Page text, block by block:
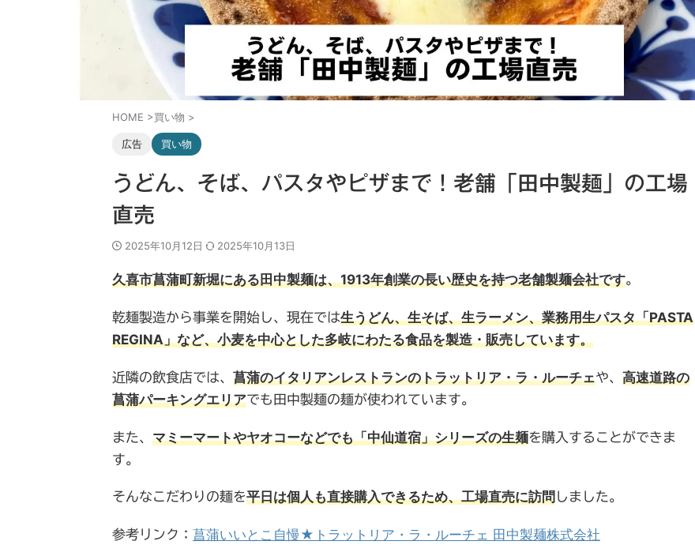
HOME >買い物 >
広告 買い物
うどん、そば、パスタやピザまで！老舗「田中製麺」の工場
直売
2025年10月12日 2025年10月13日
久喜市菖蒲町新堀にある田中製麺は、1913年創業の長い歴史を持つ老舗製麺会社です。
乾麺製造から事業を開始し、現在では生うどん、生そば、生ラーメン、業務用生パスタ「PASTA
REGINA」など、小麦を中心とした多岐にわたる食品を製造・販売しています。
近隣の飲食店では、 菖蒲のイタリアンレストランのトラットリア・ラ・ルーチェや、 高速道路の
菖蒲パーキングエリアでも田中製麺の麺が使われています。
また、 マミーマートやヤオコーなどでも「中仙道宿」シリーズの生麺を購入することができま
す。
そんなこだわりの麺を平日は個人も直接購入できるため、工場直売に訪問しました。
参考リンク： 菖蒲いいとこ自慢★トラットリア・ラ・ルーチェ 田中製麺株式会社